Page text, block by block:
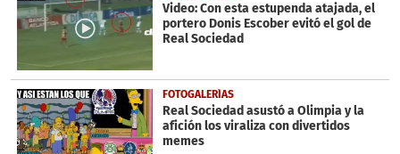
Video: Con esta estupenda atajada, el
portero Donis Escober evitó el gol de
Real Sociedad
FOTOGALERÍAS
Real Sociedad asustó a Olimpia y la
afición los viraliza con divertidos
memes